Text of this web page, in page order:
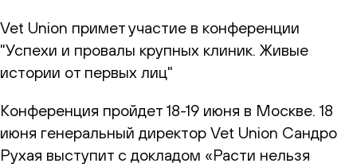
Vet Union примет участие в конференции
"Успехи и провалы крупных клиник. Живые
истории от первых лиц"
Конференция пройдет 18-19 июня в Москве. 18
июня генеральный директор Vet Union Сандро
Рухая выступит с докладом «Расти нельзя